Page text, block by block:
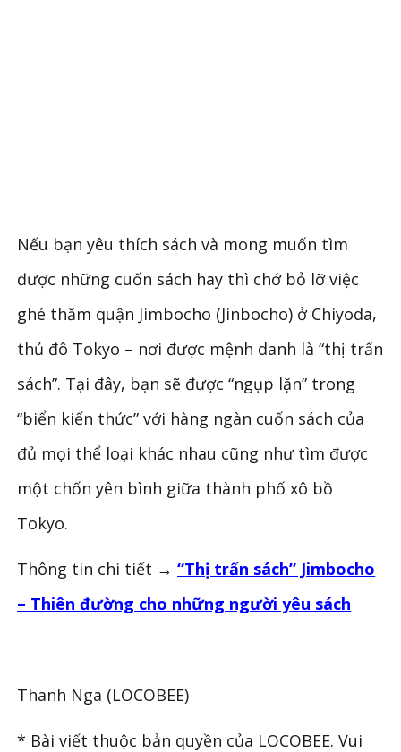
Nếu bạn yêu thích sách và mong muốn tìm
được những cuốn sách hay thì chớ bỏ lỡ việc
ghé thăm quận Jimbocho (Jinbocho) ở Chiyoda,
thủ đô Tokyo – nơi được mệnh danh là “thị trấn
sách”. Tại đây, bạn sẽ được “ngụp lặn” trong
“biển kiến thức” với hàng ngàn cuốn sách của
đủ mọi thể loại khác nhau cũng như tìm được
một chốn yên bình giữa thành phố xô bồ
Tokyo.
Thông tin chi tiết →“Thị trấn sách” Jimbocho
– Thiên đường cho những người yêu sách
Thanh Nga (LOCOBEE)
* Bài viết thuộc bản quyền của LOCOBEE. Vui